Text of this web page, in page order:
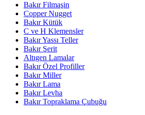
Bakır Filmaşin
Copper Nugget
Bakır Kütük
C ve H Klemensler
Bakır Yassı Teller
Bakır Şerit
Altıgen Lamalar
Bakır Özel Profiller
Bakır Miller
Bakır Lama
Bakır Levha
Bakır Topraklama Çubuğu